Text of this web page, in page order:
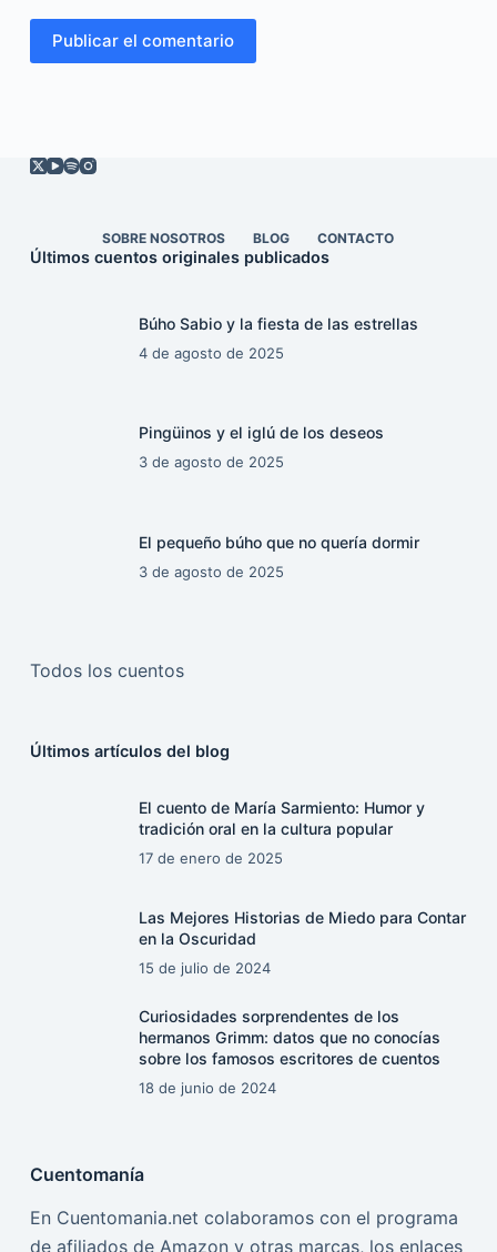
Publicar el comentario
SOBRE NOSOTROS BLOG CONTACTO
Últimos cuentos originales publicados
Búho Sabio y la fiesta de las estrellas
4 de agosto de 2025
Pingüinos y el iglú de los deseos
3 de agosto de 2025
El pequeño búho que no quería dormir
3 de agosto de 2025
Todos los cuentos
Últimos artículos del blog
El cuento de María Sarmiento: Humor y
tradición oral en la cultura popular
17 de enero de 2025
Las Mejores Historias de Miedo para Contar
en la Oscuridad
15 de julio de 2024
Curiosidades sorprendentes de los
hermanos Grimm: datos que no conocías
sobre los famosos escritores de cuentos
18 de junio de 2024
Cuentomanía
En Cuentomania.net colaboramos con el programa
de afiliados de Amazon y otras marcas, los enlaces